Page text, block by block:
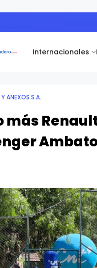
Internacionales
ANEXOS S.A.
más